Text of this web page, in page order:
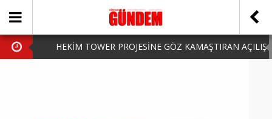
HEKİM TOWER PROJESİNE GÖZ KAMAŞTIRAN AÇILIŞ